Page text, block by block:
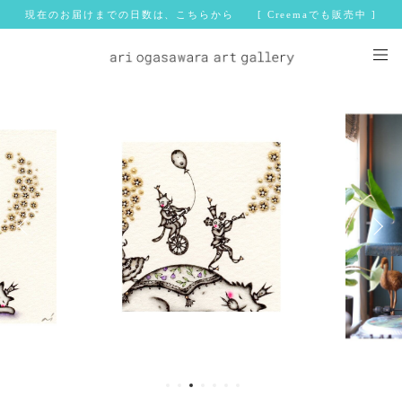
現在のお届けまでの日数は、こちらから [ Creemaでも販売中 ]